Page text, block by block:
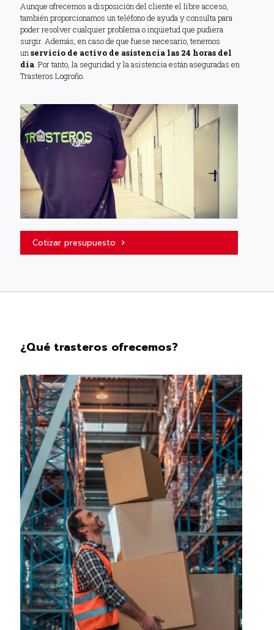
Aunque ofrecemos a disposición del cliente el libre acceso,
también proporcionamos un teléfono de ayuda y consulta para
poder resolver cualquier problema o inquietud que pudiera
surgir. Además, en caso de que fuese necesario, tenemos
unservicio de activo de asistencia las 24 horas del
día. Por tanto, la seguridad y la asistencia están aseguradas en
Trasteros Logroño.
Cotizar presupuesto
¿Qué trasteros ofrecemos?